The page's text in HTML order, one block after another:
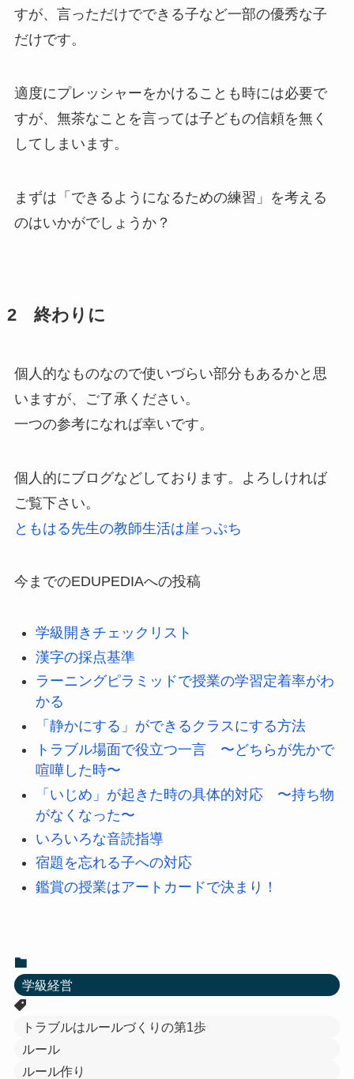
すが、言っただけでできる子など一部の優秀な子
だけです。
適度にプレッシャーをかけることも時には必要で
すが、無茶なことを言っては子どもの信頼を無く
してしまいます。
まずは「できるようになるための練習」を考える
のはいかがでしょうか？
2 終わりに
個人的なものなので使いづらい部分もあるかと思
いますが、ご了承ください。
一つの参考になれば幸いです。
個人的にブログなどしております。よろしければ
ご覧下さい。
ともはる先生の教師生活は崖っぷち
今までのEDUPEDIAへの投稿
学級開きチェックリスト
漢字の採点基準
ラーニングピラミッドで授業の学習定着率がわ
かる
「静かにする」ができるクラスにする方法
トラブル場面で役立つ一言 〜どちらが先かで
喧嘩した時〜
「いじめ」が起きた時の具体的対応 〜持ち物
がなくなった〜
いろいろな音読指導
宿題を忘れる子への対応
鑑賞の授業はアートカードで決まり！
学級経営
トラブルはルールづくりの第1歩
ルール
ルール作り